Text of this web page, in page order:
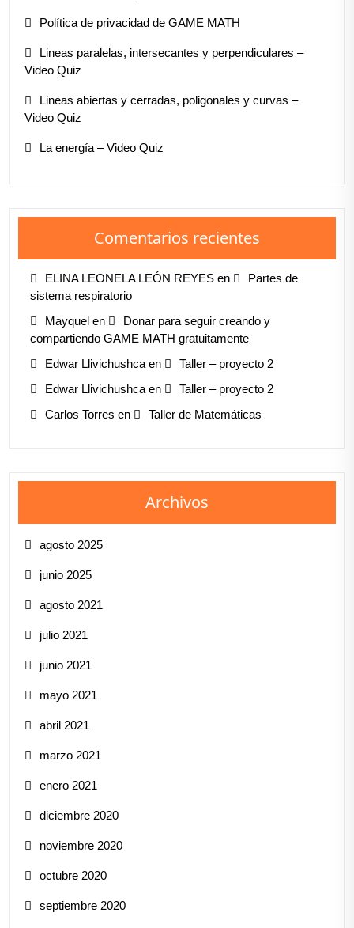
Política de privacidad de GAME MATH
Lineas paralelas, intersecantes y perpendiculares –
Video Quiz
Lineas abiertas y cerradas, poligonales y curvas –
Video Quiz
La energía – Video Quiz
Comentarios recientes
ELINA LEONELA LEÓN REYES en
Partes de
sistema respiratorio
Mayquel en
Donar para seguir creando y
compartiendo GAME MATH gratuitamente
Edwar Llivichushca en
Taller – proyecto 2
Edwar Llivichushca en
Taller – proyecto 2
Carlos Torres en Taller de Matemáticas
Archivos
agosto 2025
junio 2025
agosto 2021
julio 2021
junio 2021
mayo 2021
abril 2021
marzo 2021
enero 2021
diciembre 2020
noviembre 2020
octubre 2020
septiembre 2020